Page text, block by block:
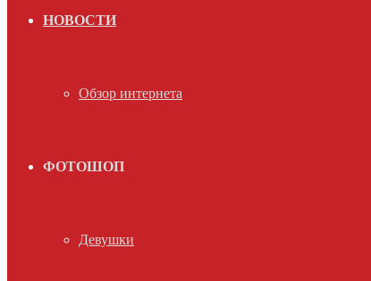
НОВОСТИ
Обзор интернета
ФОТОШОП
Девушки